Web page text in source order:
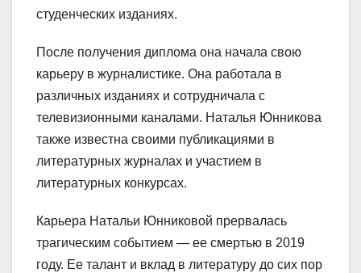
студенческих изданиях.
После получения диплома она начала свою
карьеру в журналистике. Она работала в
различных изданиях и сотрудничала с
телевизионными каналами. Наталья Юнникова
также известна своими публикациями в
литературных журналах и участием в
литературных конкурсах.
Карьера Натальи Юнниковой прервалась
трагическим событием — ее смертью в 2019
году. Ее талант и вклад в литературу до сих пор